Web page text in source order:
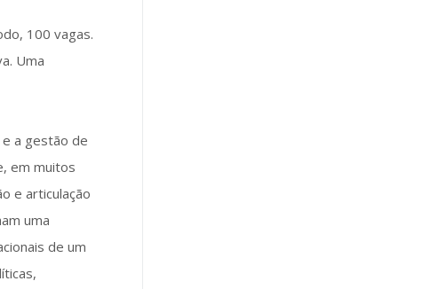
100 vagas.
Uma
a gestão de
em muitos
e articulação
uma
de um